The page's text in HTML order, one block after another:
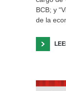
BCB; y
de la